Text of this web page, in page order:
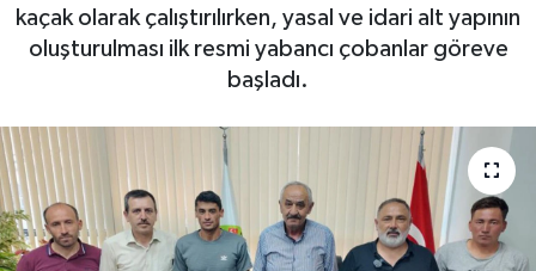
kaçak olarak çalıştırılırken, yasal ve idari alt yapının
oluşturulması ilk resmi yabancı çobanlar göreve
başladı.
Güncel
Kültür Sanat
Magazin
Haber Arşivi